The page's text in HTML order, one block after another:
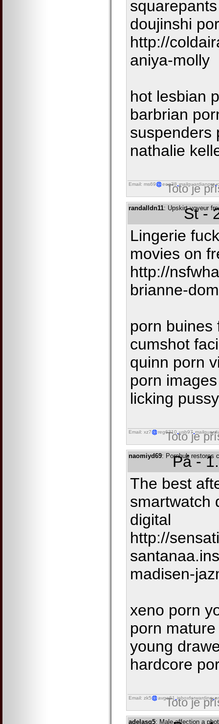
doujinshi
http://
aniya-molly
hot lesbian
barbrian
suspenders
nathalie
Email: ms69 eog38 mailguardianpro
Toto je
randalldn11: Upskirt voyeur
St -
Lingerie
movies on
http://
brianne-
porn buines
cumshot
quinn porn
porn
licking
Email: xz7 reg6310 usb97
Toto je
naomiyd69: Pornhub restores
Pá -
The best
smartwatch
digital
http://
madisen-
xeno porn
porn
young
hardcore
Email: zk5 avgo61 inboxforwarding
Toto je
adelasq5: Male affection a